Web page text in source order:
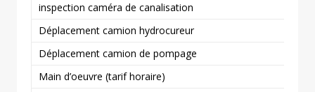
inspection caméra de canalisation
Déplacement camion hydrocureur
Déplacement camion de pompage
Main d’oeuvre (tarif horaire)